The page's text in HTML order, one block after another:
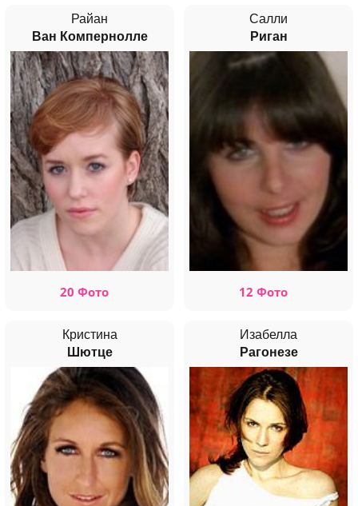
Райан
Ван Компернолле
20 Фото
Салли
Риган
12 Фото
Кристина
Шютце
Изабелла
Рагонезе